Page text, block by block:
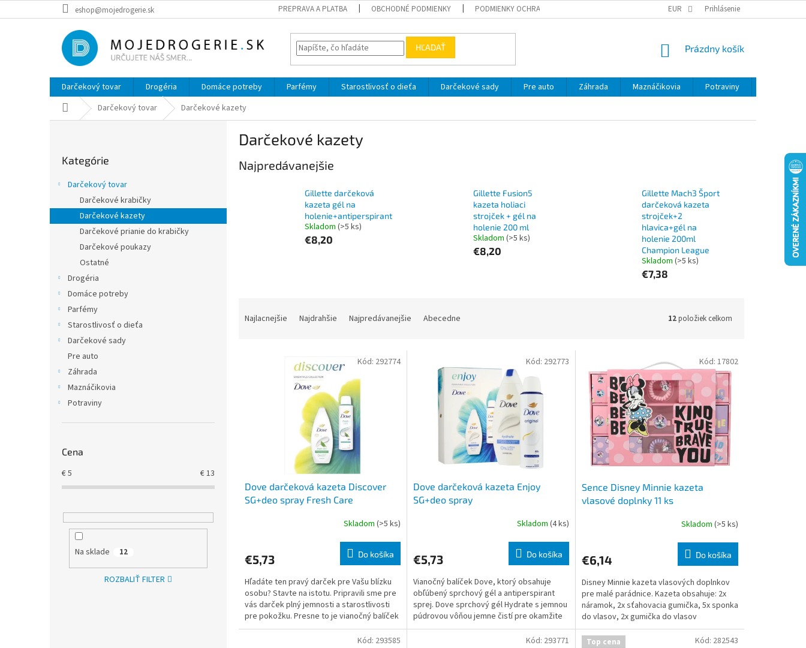
na
eshop@mojedrogerie.sk PREPRAVA A PLATBA OBCHODNÉ PODMIENKY PODMIENKY OCHRANY OSOBNÝCH ÚDAJOV EUR Prihlásenie
HĽADAŤ
NÁKUPNÝ
Prázdny košík
Darčekový tovar Drogéria Domáce potreby Parfémy Starostlivosť o dieťa Darčekové sady Pre auto Záhrada Maznáčikovia Potraviny
DomovDarčekový tovar Darčekové kazety
a
kategórie
Kategórie
Darčekový tovar
Darčekové krabičky
Darčekové kazety
Darčekové prianie do krabičky
Darčekové poukazy
Ostatné
Drogéria
Domáce potreby
Parfémy
Starostlivosť o dieťa
Darčekové sady
Pre auto
Záhrada
Maznáčikovia
Potraviny
Cena
€5 €13
Na sklade 12
ROZBALIŤ FILTER
Darčekové kazety
Najpredávanejšie
Gillette darčeková
kazeta gél na
holenie+antiperspirant
Skladom (>5 ks)
€8,20
Gillette Fusion5
kazeta holiaci
strojček + gél na
holenie 200 ml
Skladom (>5 ks)
€8,20
Gillette Mach3 Šport
darčeková kazeta
strojček+2
hlavica+gél na
holenie 200ml
Champion League
Skladom (>5 ks)
€7,38
Najlacnejšie Najdrahšie Najpredávanejšie Abecedne 12položiek celkom
Dove darčeková kazeta Discover
SG+deo spray Fresh Care
Skladom (>5 ks)
€5,73 Do košíka
Hľadáte ten pravý darček pre Vašu blízku
osobu? Stavte na istotu. Pripravili sme pre
vás darček plný jemnosti a starostlivosti
pre pokožku. Presne to je vianočný balíček
Dove, ktor
Kód: 292774
Dove darčeková kazeta Enjoy
SG+deo spray
Skladom (4 ks)
€5,73 Do košíka
Vianočný balíček Dove, ktorý obsahuje
obľúbený sprchový gél a antiperspirant
sprej. Dove sprchový gél Hydrate s jemnou
púdrovou vôňou jemne čistí pre okamžite
jemnejšiu a hladšiu p
Kód: 292773
Sence Disney Minnie kazeta
vlasové doplnky 11 ks
Skladom (>5 ks)
€6,14 Do košíka
Disney Minnie kazeta vlasových doplnkov
pre malé parádnice. Kazeta obsahuje: 2x
náramok, 2x sťahovacia gumička, 5x sponka
do vlasov, 2x gumička do vlasov
Kód: 17802
Kód: 293585 Kód: 293771 Top cena Kód: 282543